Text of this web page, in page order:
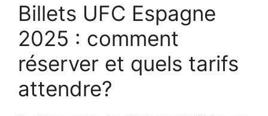
Billets UFC Espagne
2025 : comment
réserver et quels tarifs
attendre?